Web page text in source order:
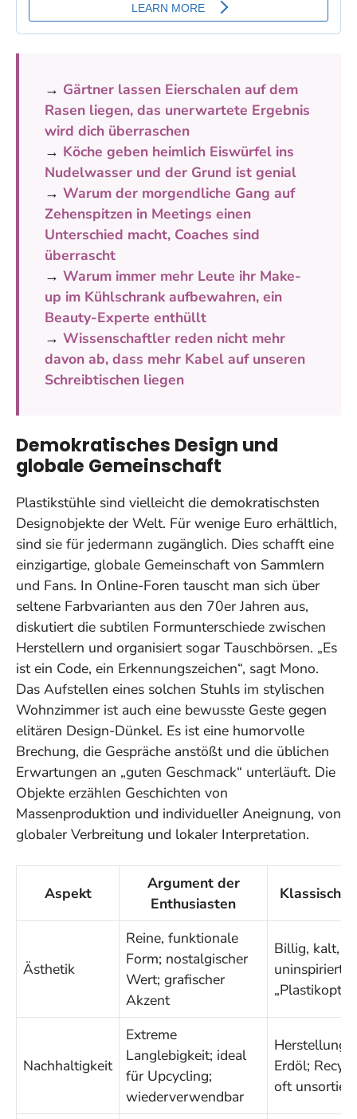
→ Gärtner lassen Eierschalen auf dem
Rasen liegen, das unerwartete Ergebnis
wird dich überraschen
→ Köche geben heimlich Eiswürfel ins
Nudelwasser und der Grund ist genial
→ Warum der morgendliche Gang auf
Zehenspitzen in Meetings einen
Unterschied macht, Coaches sind
überrascht
→ Warum immer mehr Leute ihr Make-
up im Kühlschrank aufbewahren, ein
Beauty-Experte enthüllt
→ Wissenschaftler reden nicht mehr
davon ab, dass mehr Kabel auf unseren
Schreibtischen liegen
Demokratisches Design und
globale Gemeinschaft
Plastikstühle sind vielleicht die demokratischsten
Designobjekte der Welt. Für wenige Euro erhältlich,
sind sie für jedermann zugänglich. Dies schafft eine
einzigartige, globale Gemeinschaft von Sammlern
und Fans. In Online-Foren tauscht man sich über
seltene Farbvarianten aus den 70er Jahren aus,
diskutiert die subtilen Formunterschiede zwischen
Herstellern und organisiert sogar Tauschbörsen. „Es
ist ein Code, ein Erkennungszeichen“, sagt Mono.
Das Aufstellen eines solchen Stuhls im stylischen
Wohnzimmer ist auch eine bewusste Geste gegen
elitären Design-Dünkel. Es ist eine humorvolle
Brechung, die Gespräche anstößt und die üblichen
Erwartungen an „guten Geschmack“ unterläuft. Die
Objekte erzählen Geschichten von
Massenproduktion und individueller Aneignung, von
globaler Verbreitung und lokaler Interpretation.
Aspekt
Argument der
Enthusiasten
Klassische
Ästhetik
Reine, funktionale
Form; nostalgischer
Wert; grafischer
Akzent
Billig, kalt,
uninspiriert,
„Plastikoptik“
Nachhaltigkeit
Extreme
Langlebigkeit; ideal
für Upcycling;
wiederverwendbar
Herstellung
Erdöl;
oft unsortiert